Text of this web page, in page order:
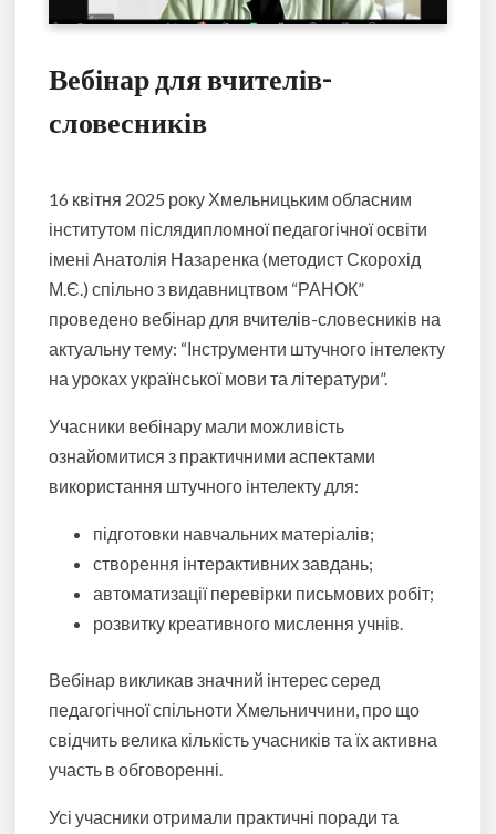
Вебінар для вчителів-
словесників
16 квітня 2025 року Хмельницьким обласним
інститутом післядипломної педагогічної освіти
імені Анатолія Назаренка (методист Скорохід
М.Є.) спільно з видавництвом “РАНОК”
проведено вебінар для вчителів-словесників на
актуальну тему: “Інструменти штучного інтелекту
на уроках української мови та літератури”.
Учасники вебінару мали можливість
ознайомитися з практичними аспектами
використання штучного інтелекту для:
підготовки навчальних матеріалів;
створення інтерактивних завдань;
автоматизації перевірки письмових робіт;
розвитку креативного мислення учнів.
Вебінар викликав значний інтерес серед
педагогічної спільноти Хмельниччини, про що
свідчить велика кількість учасників та їх активна
участь в обговоренні.
Усі учасники отримали практичні поради та